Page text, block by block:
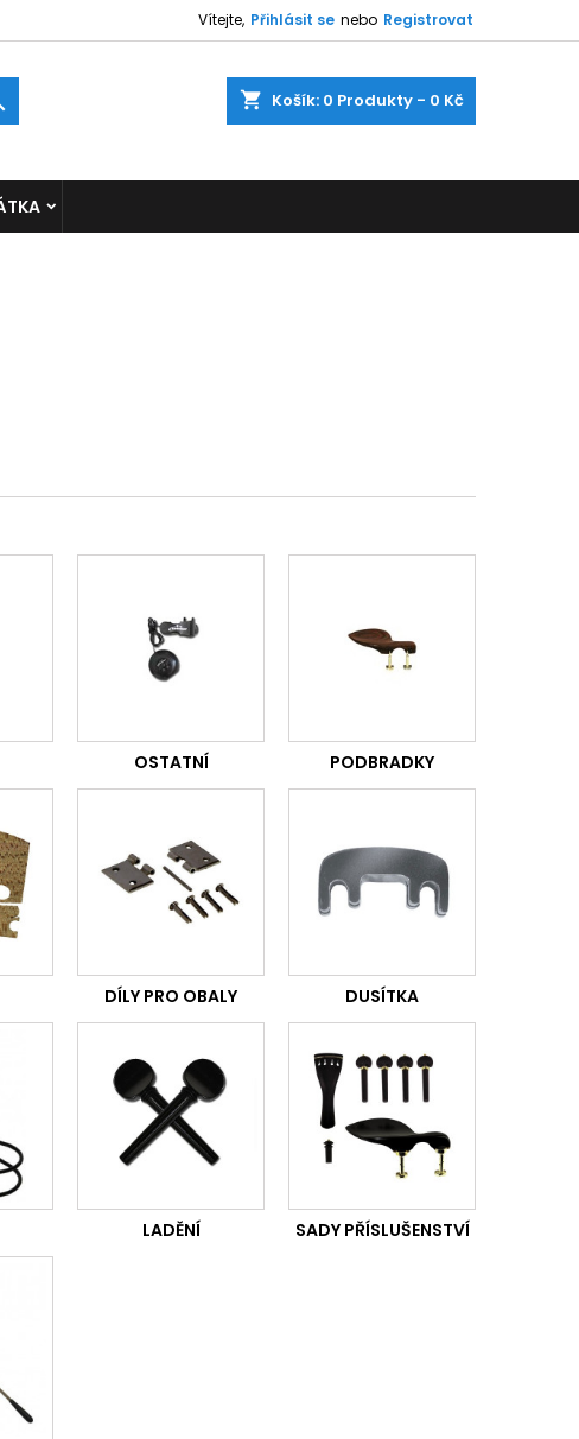
Vítejte, Přihlásit se nebo Registrovat
shopping_cart Košík: 0 Produkty - 0 Kč
OSTATNÍ PODBRADKY
DÍLY PRO OBALY DUSÍTKA
LADĚNÍ SADY PŘÍSLUŠENSTVÍ